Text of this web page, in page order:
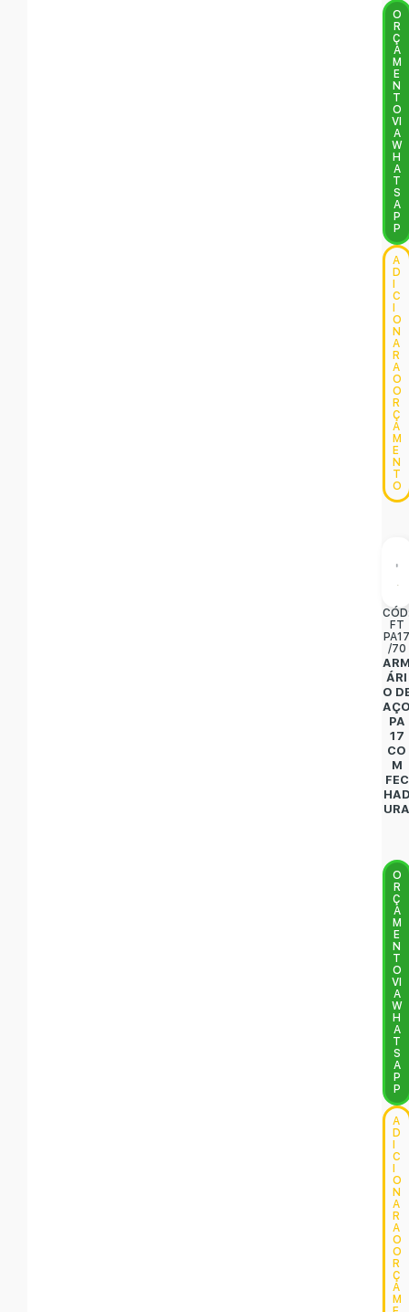
O
R
Ç
A
M
E
N
T
O
VI
A
W
H
A
T
S
A
P
P
A
D
C
O
N
A
R
A
O
O
R
Ç
A
M
E
N
T
O
FT
/70
ÁRI
O
PA
17
CO
M
FEC
O
R
Ç
A
M
E
N
T
O
VI
A
W
H
A
T
S
A
P
P
A
D
C
O
N
A
R
A
O
O
R
Ç
A
M